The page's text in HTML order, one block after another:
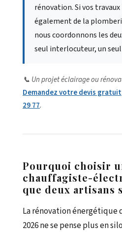
rénovation. Si vos
également de la
nous coordonnons les
seul interlocuteur, un
📞 Un projet éclairage ou
Demandez votre devis gratuit
29 77.
Pourquoi choisir
chauffagiste-
que deux artisans
La rénovation énergétique
2026 ne se pense plus en